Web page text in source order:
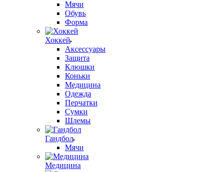
Мячи
Обувь
Форма
Хоккей
Аксессуары
Защита
Клюшки
Коньки
Медицина
Одежда
Перчатки
Сумки
Шлемы
Гандбол
Мячи
Медицина